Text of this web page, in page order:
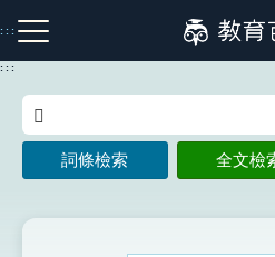
到
主
:::
注音索引圖示 筆畫索引圖
:::
詞條檢索 全文檢